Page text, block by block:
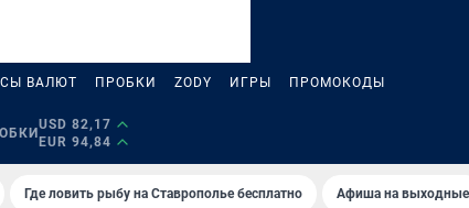
ВАЛЮТ ПРОБКИ ZODY ИГРЫ ПРОМОКОДЫ
USD 82,17
EUR 94,84
Где ловить рыбу на Ставрополье бесплатно Афиша на выходные